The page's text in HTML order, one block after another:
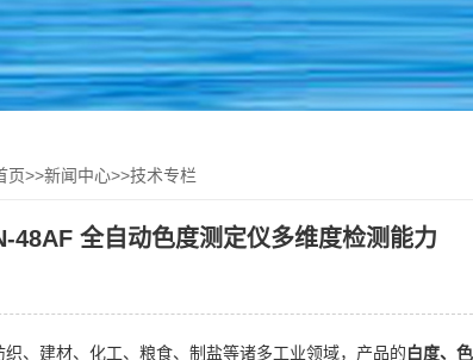
页>>新闻中心>>技术专栏
全自动色度测定仪多维度检测能力
、建材、化工、粮食、制盐等诸多工业领域，产品的白度、